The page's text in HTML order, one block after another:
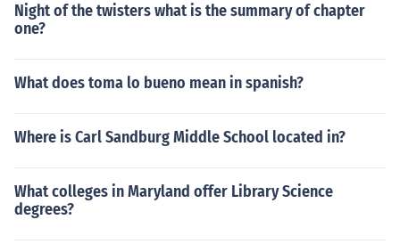
Night of the twisters what is the summary of chapter
one?
What does toma lo bueno mean in spanish?
Where is Carl Sandburg Middle School located in?
What colleges in Maryland offer Library Science
degrees?